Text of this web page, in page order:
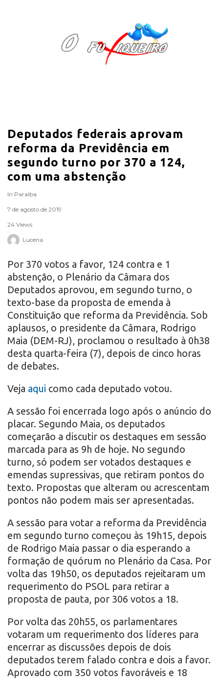
F
q
u
e
o
Deputados federais aprovam
reforma da Previdência em
segundo turno por 370 a 124,
com uma abstenção
In Paraíba
7 de agosto de 2019
24 Views
Lucena
Por 370 votos a favor, 124 contra e 1
abstenção, o Plenário da Câmara dos
Deputados aprovou, em segundo turno, o
texto-base da proposta de emenda à
Constituição que reforma da Previdência. Sob
aplausos, o presidente da Câmara, Rodrigo
Maia (DEM-RJ), proclamou o resultado à 0h38
desta quarta-feira (7), depois de cinco horas
de debates.
Veja aqui como cada deputado votou.
A sessão foi encerrada logo após o anúncio do
placar. Segundo Maia, os deputados
começarão a discutir os destaques em sessão
marcada para as 9h de hoje. No segundo
turno, só podem ser votados destaques e
emendas supressivas, que retiram pontos do
texto. Propostas que alteram ou acrescentam
pontos não podem mais ser apresentadas.
A sessão para votar a reforma da Previdência
em segundo turno começou às 19h15, depois
de Rodrigo Maia passar o dia esperando a
formação de quórum no Plenário da Casa. Por
volta das 19h50, os deputados rejeitaram um
requerimento do PSOL para retirar a
proposta de pauta, por 306 votos a 18.
Por volta das 20h55, os parlamentares
votaram um requerimento dos líderes para
encerrar as discussões depois de dois
deputados terem falado contra e dois a favor.
Aprovado com 350 votos favoráveis e 18